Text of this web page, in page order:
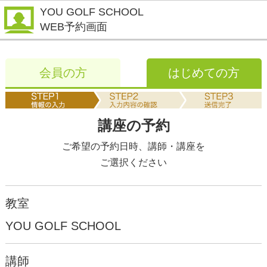
YOU GOLF SCHOOL
WEB予約画面
会員の方 はじめての方
講座の予約
ご希望の予約日時、講師・講座を
ご選択ください
教室
YOU GOLF SCHOOL
講師